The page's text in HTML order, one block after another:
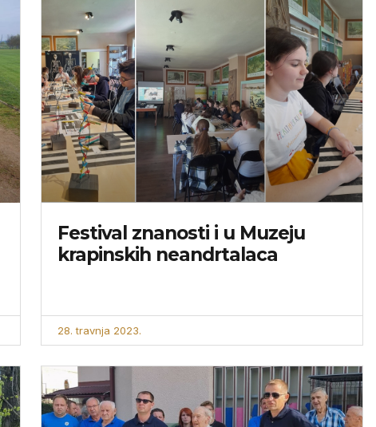
Festival znanosti i u Muzeju
krapinskih neandrtalaca
28. travnja 2023.